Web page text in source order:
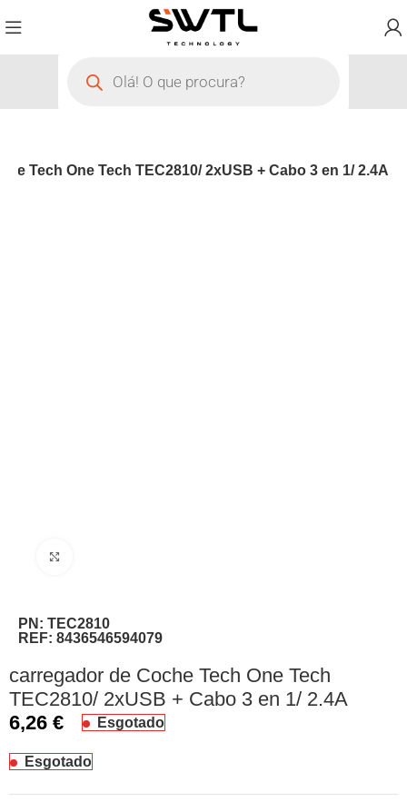
Tech One Tech TEC2810/ 2xUSB + Cabo 3 en 1/ 2.4A
PN:TEC2810
REF:8436546594079
carregador de Coche Tech One Tech
TEC2810/ 2xUSB + Cabo 3 en 1/ 2.4A
6,26€ Esgotado
Esgotado